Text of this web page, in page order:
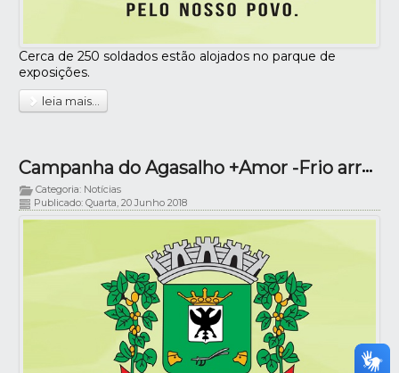
Cerca de 250 soldados estão alojados no parque de
exposições.
leia mais...
Campanha do Agasalho +Amor -Frio arrecada cerca de 11 mil peças de roupas
Categoria: Notícias
Publicado: Quarta, 20 Junho 2018